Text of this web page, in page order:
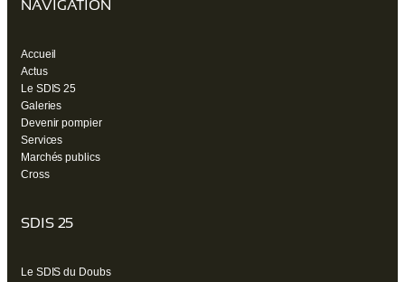
NAVIGATION
Accueil
Actus
Le SDIS 25
Galeries
Devenir pompier
Services
Marchés publics
Cross
SDIS 25
Le SDIS du Doubs